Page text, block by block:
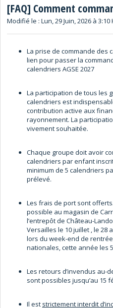
[FAQ] Comment
Modifié le : Lun, 29 Juin, 2026 à 3:10
La prise de commande des
lien pour passer la
calendriers AGSE 2027
La participation de tous les
calendriers est
contribution active aux
rayonnement. La
vivement souhaitée.
Chaque groupe doit avoir
calendriers par enfant
minimum de 5 calendriers
prélevé.
Les frais de port sont
possible au magasin de
l’entrepôt de Château-
Versailles le 10 juillet , le 28
lors du week-end de
nationales, cette année les
Les retours d’invendus au-
sont possibles jusqu’au 15
Il est strictement interdit